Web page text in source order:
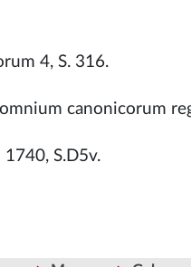
4, S. 316.
canonicorum
S.D5v.